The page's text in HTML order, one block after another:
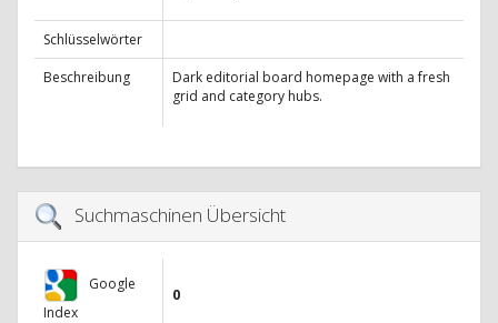
Schlüsselwörter
Beschreibung
Dark editorial board homepage with a fresh
grid and category hubs.
Suchmaschinen Übersicht
Google
Index
0